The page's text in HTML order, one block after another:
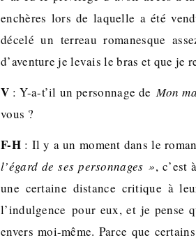
enchères lors de laquelle a été
décelé un terreau romanesque
d’aventure je levais le bras et que je
V : Y-a-t’il un personnage deMon
vous ?
F-H: Il y a un moment dans le
l’égard de ses personnages », c’est
une certaine distance critique à
l’indulgence pour eux, et je pense
envers moi-même. Parce que